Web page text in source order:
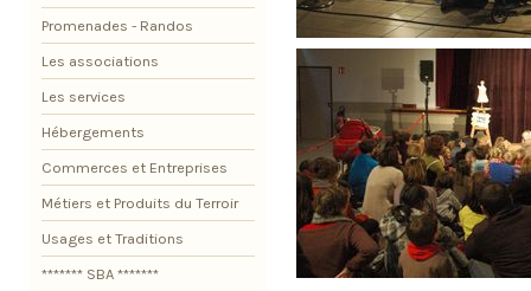
Promenades - Randos
Les associations
Les services
Hébergements
Commerces et Entreprises
Métiers et Produits du Terroir
Usages et Traditions
******* SBA *******